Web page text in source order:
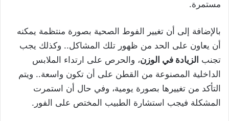
مستمرة.
بالإضافة إلى أن تغيير الفوط الصحية بصورة منتظمة يمكنه
أن يعاون على الحد من ظهور تلك المشاكل.. وكذلك يجب
تجنب الزيادة في الوزن، والحرص على ارتداء الملابس
الداخلية المصنوعة من القطن على أن تكون واسعة.. ويتم
التأكد من تغييرها بصورة يومية، وفي حال أن استمرت
المشكلة فيجب استشارة الطبيب المختص على الفور.